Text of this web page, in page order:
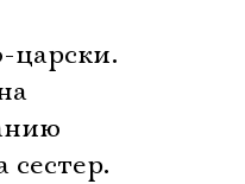
царски.
сестер.